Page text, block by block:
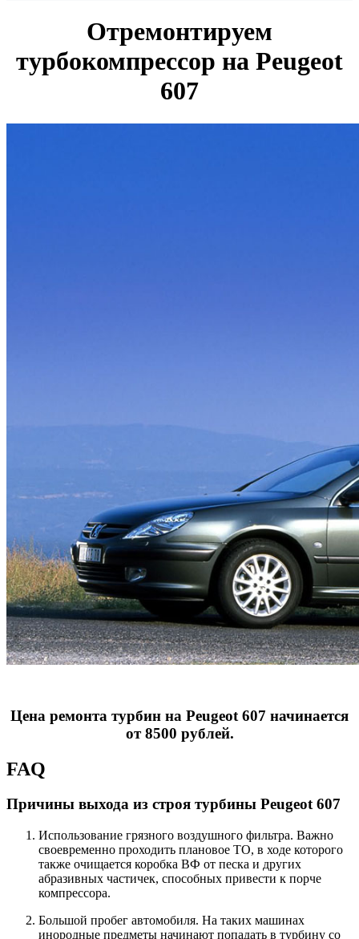
Отремонтируем
турбокомпрессор на Peugeot
607
Цена ремонта турбин на Peugeot 607 начинается
от 8500 рублей.
FAQ
Причины выхода из строя турбины Peugeot 607
Использование грязного воздушного фильтра. Важно
своевременно проходить плановое ТО, в ходе которого
также очищается коробка ВФ от песка и других
абразивных частичек, способных привести к порче
компрессора.
Большой пробег автомобиля. На таких машинах
инородные предметы начинают попадать в турбину со